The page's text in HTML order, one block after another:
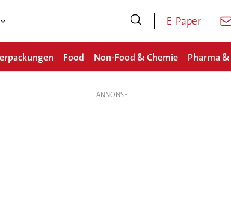
E-Paper
Food Non-Food & Chemie Pharma